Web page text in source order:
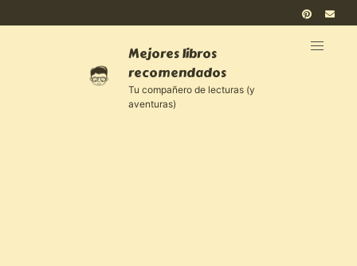
Mejores libros
recomendados
Tu compañero de lecturas (y
aventuras)